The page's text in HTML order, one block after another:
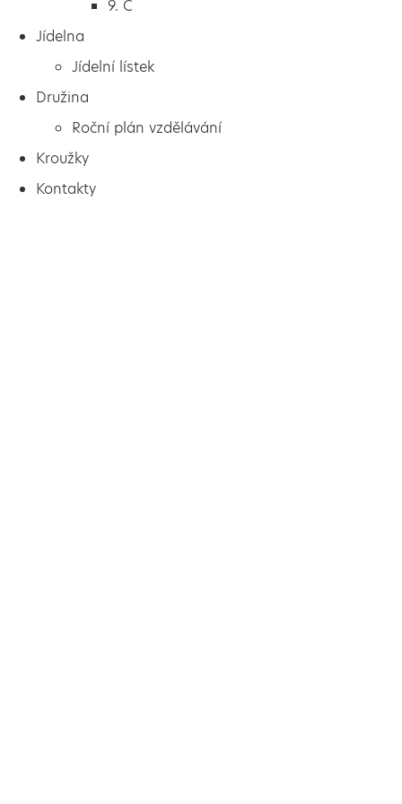
9. C
Jídelna
Jídelní lístek
Družina
Roční plán vzdělávání
Kroužky
Kontakty